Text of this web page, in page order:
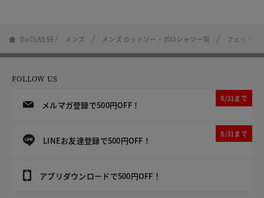
DoCLASSE メンズ メンズ カットソー・ポロシャツ一覧 フェイクレ
FOLLOW US
メルマガ登録で500円OFF！
8/31まで
LINEお友達登録で500円OFF！
8/31まで
アプリダウンロードで500円OFF！